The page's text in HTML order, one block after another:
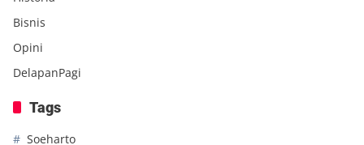
Bisnis
Opini
DelapanPagi
Tags
Soeharto